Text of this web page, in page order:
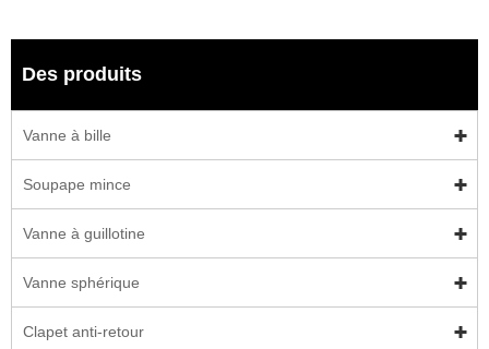
Des produits
Vanne à bille
Soupape mince
Vanne à guillotine
Vanne sphérique
Clapet anti-retour